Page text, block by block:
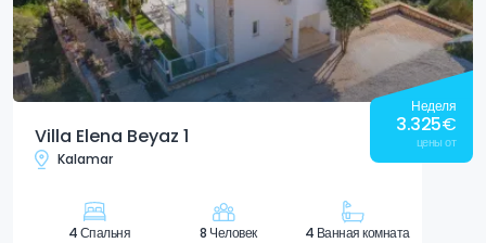
Villa Elena Beyaz 1
Kalamar
Неделя
3.325€
цены от
4 Спальня 8 Человек 4 Ванная комната